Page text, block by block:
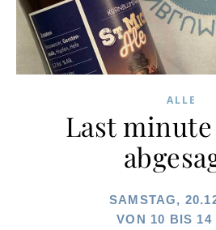
ALLE
Last
SAMSTAG,
VON 10 BIS 14